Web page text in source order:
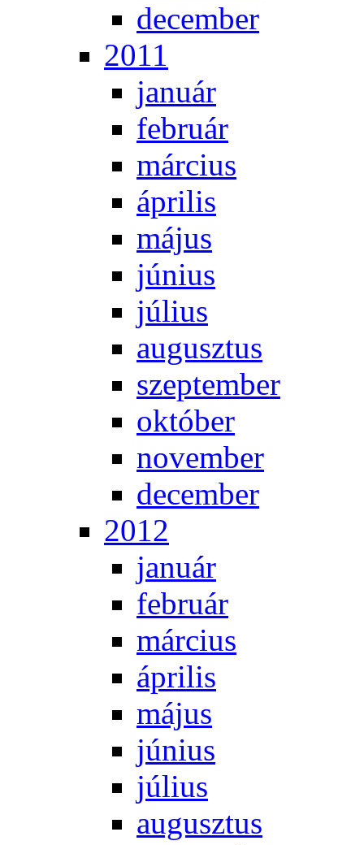
de­cem­ber
2011
ja­nu­ár
feb­ru­ár
már­ci­us
áp­ri­lis
má­jus
jú­ni­us
jú­li­us
au­gusz­tus
szep­tem­ber
ok­tó­ber
no­vem­ber
de­cem­ber
2012
ja­nu­ár
feb­ru­ár
már­ci­us
áp­ri­lis
má­jus
jú­ni­us
jú­li­us
au­gusz­tus